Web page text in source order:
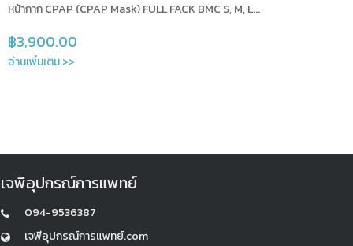
หน้ากาก CPAP (CPAP Mask) FULL FACK BMC S, M, L...
฿3,900.00
อ่านเพิ่มเติม >>
เจพีอุปกรณ์การแพทย์
094-9536387
เจพีอุปกรณ์การแพทย์.com